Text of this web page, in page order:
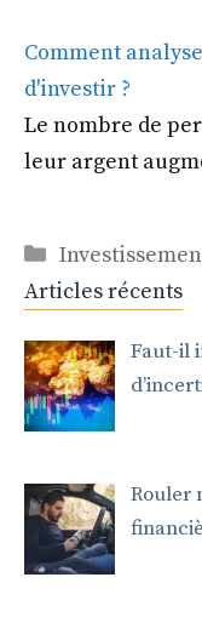
Comment
d'investir ?
Le nombre de
leur argent
Catégories
Articles récents
Faut-il
Rouler